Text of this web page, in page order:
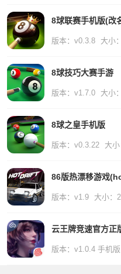
8球联赛手机版(改
版本：v0.3.8 大小
8球技巧大赛手游
版本：v1.7.0 大小
8球之皇手机版
版本：v0.3.22 大
86版热漂移游戏
版本：v1.9 大小：
云王牌竞速官方正
版本：v1.0.4 手机版